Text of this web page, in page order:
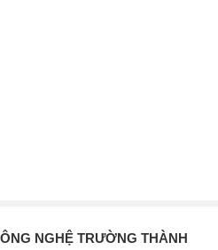
biến áp và phần cứng, cho phép điều
12.0" D (340 mm x 144 mm x 304
- bao gồm biến áp và giá treo
NGHỆ TRƯỜNG THÀNH